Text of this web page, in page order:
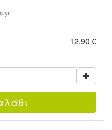
12,90 €